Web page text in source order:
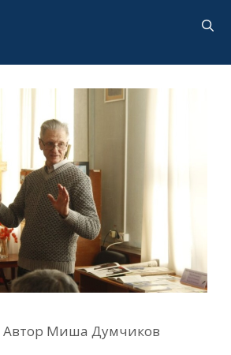
Автор Миша Думчиков